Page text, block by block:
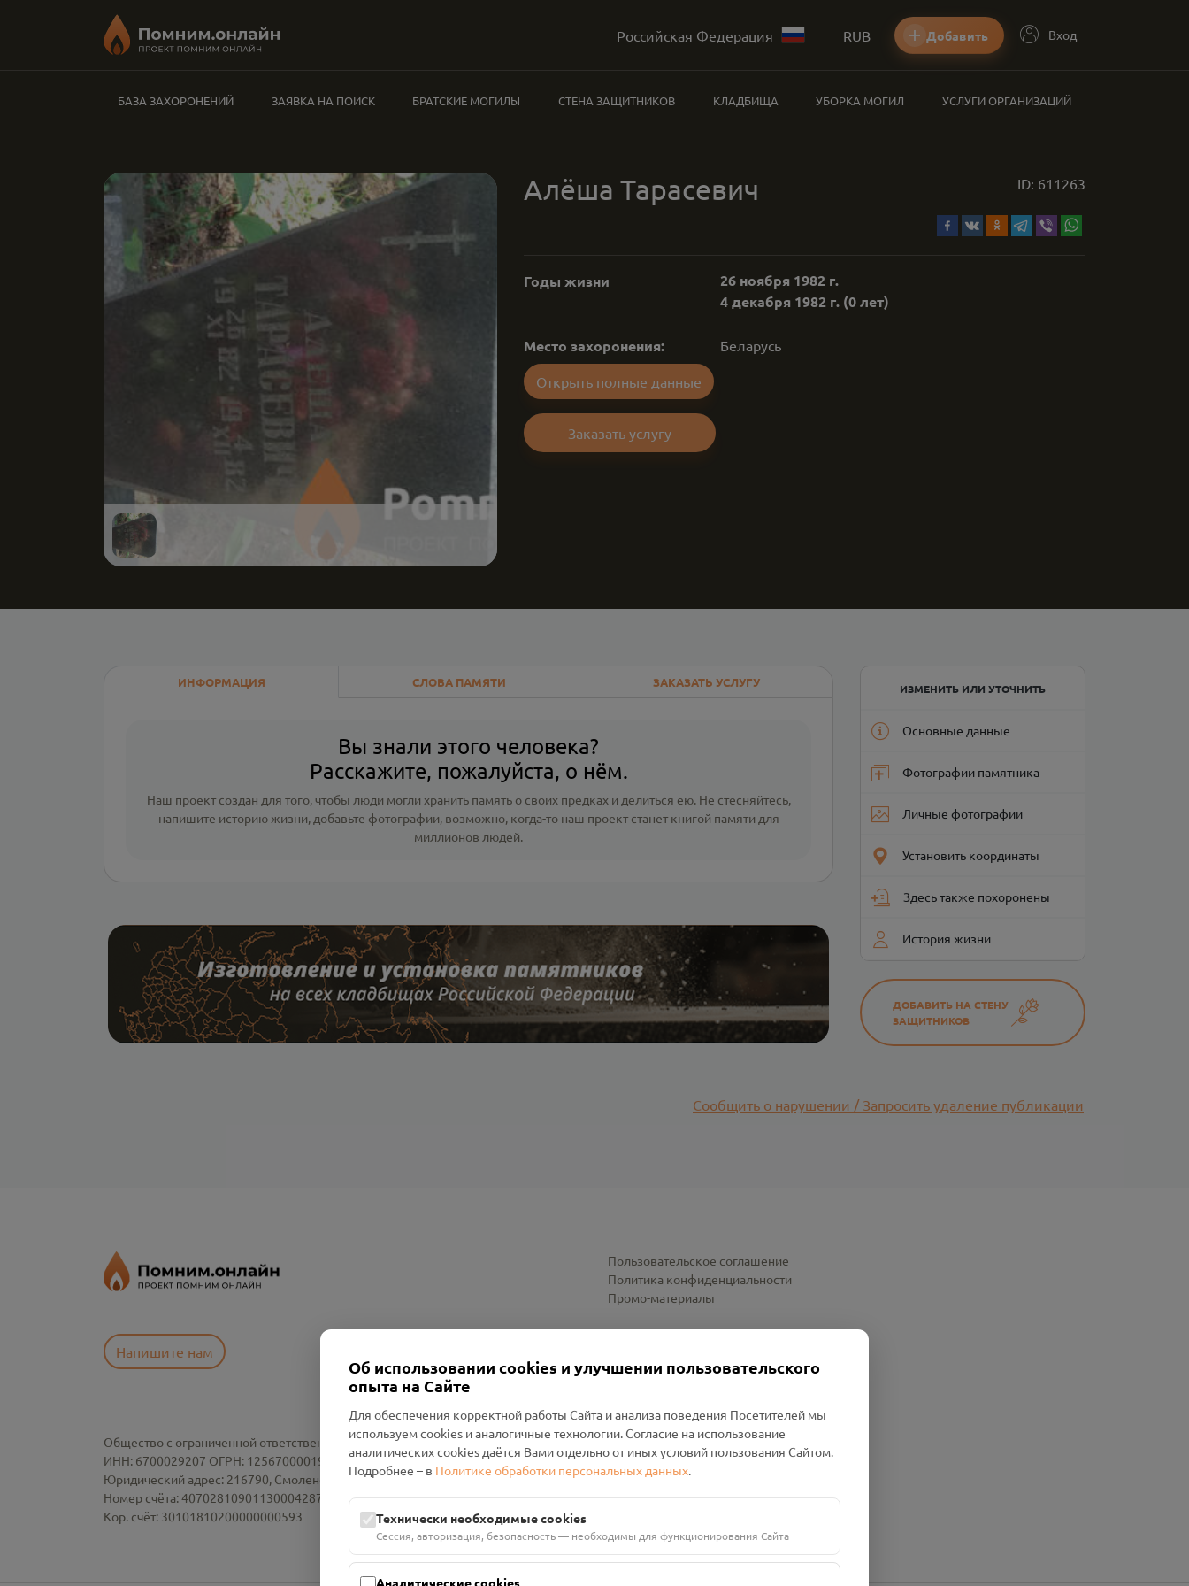
Российская Федерация RUB Добавить Вход
БАЗА ЗАХОРОНЕНИЙ ЗАЯВКА НА ПОИСК БРАТСКИЕ МОГИЛЫ СТЕНА ЗАЩИТНИКОВ КЛАДБИЩА УБОРКА МОГИЛ УСЛУГИ ОРГАНИЗАЦИЙ
Алёша Тарасевич ID: 611263
Годы жизни
26 ноября 1982 г.
4 декабря 1982 г. (0 лет)
Место захоронения: Беларусь
Открыть полные данные
Заказать услугу
ИНФОРМАЦИЯ СЛОВА ПАМЯТИ ЗАКАЗАТЬ УСЛУГУ
Вы знали этого человека?
Расскажите, пожалуйста, о нём.
Наш проект создан для того, чтобы люди могли хранить память о своих предках и делиться ею. Не стесняйтесь,
напишите историю жизни, добавьте фотографии, возможно, когда-то наш проект станет книгой памяти для
миллионов людей.
ИЗМЕНИТЬ ИЛИ УТОЧНИТЬ
Основные данные
Фотографии памятника
Личные фотографии
Установить координаты
Здесь также похоронены
История жизни
ДОБАВИТЬ НА СТЕНУ
ЗАЩИТНИКОВ
Сообщить о нарушении / Запросить удаление публикации
Напишите нам
Пользовательское соглашение
Политика конфиденциальности
Промо-материалы
Общество с ограниченной ответственностью «Смоленский Проект Помним»
ИНН: 6700029207 ОГРН: 1256700001986
Юридический адрес: 216790, Смоленская область, р-н Руднянский, г. Рудня, улица Западная, д. 26А, пом. 18
Номер счёта: 40702810901130004287 в АО "АЛЬФА-БАНК"
Кор. счёт: 30101810200000000593
Об использовании cookies и улучшении пользовательского
опыта на Сайте
Для обеспечения корректной работы Сайта и анализа поведения Посетителей мы
используем cookies и аналогичные технологии. Согласие на использование
аналитических cookies даётся Вами отдельно от иных условий пользования Сайтом.
Подробнее – в Политике обработки персональных данных.
Технически необходимые cookies
Сессия, авторизация, безопасность — необходимы для функционирования Сайта
Аналитические cookies